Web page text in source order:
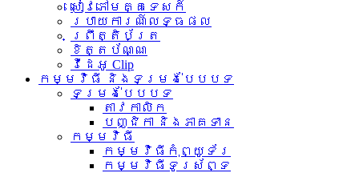
សៀវភៅមគ្គទេសក៍
របាយការណ៍លទ្ធផល
ព្រឹត្តិប័ត្រ
ខិត្តប័ណ្ណ
វីដេអូ Clip
កម្មវិធី និងទម្រង់បែបបទ
ទម្រង់បែបបទ
តាវកាលិក
បញ្ជិកា និងភាគទាន
កម្មវិធី
កម្មវិធីកុំព្យូទ័រ
កម្មវិធីទូរស័ព្ទ